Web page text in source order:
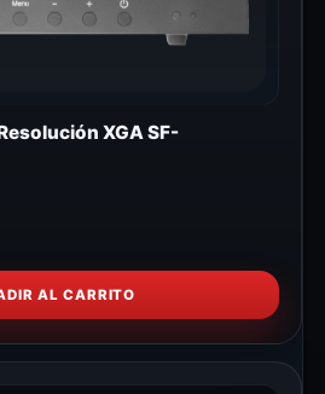
XGA SF-
AL CARRITO